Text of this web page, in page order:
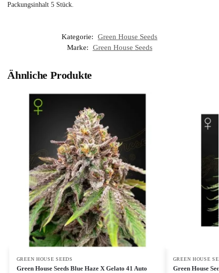
Packungsinhalt 5 Stück.
Kategorie:
Green House Seeds
Marke:
Green House Seeds
Ähnliche Produkte
GREEN HOUSE SEEDS
Green House Seeds Blue Haze X Gelato 41 Auto
GREEN HOUSE
Green House